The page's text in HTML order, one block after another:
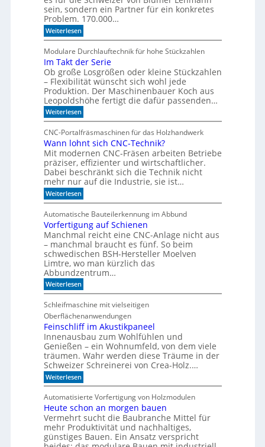
a
i
s
i
e
t
e
I
R
-
e
n
s
o
r
e
n
sein, sondern ein Partner für ein konkretes
Problem. 170.000…
Weiterlesen:
V
o
n
d
e
r
B
o
r
k
e
z
u
m
B
ü
c
h
e
r
r
e
a
l
Modulare Durchlauftechnik für hohe Stückzahlen
Im Takt der Serie
Ob große Losgrößen oder kleine Stückzahlen
– Flexibilität wünscht sich wohl jede
Produktion. Der Maschinenbauer Koch aus
Leopoldshöhe fertigt die dafür passenden…
Weiterlesen:
I
m
T
a
k
t
d
e
r
S
e
r
i
e
CNC-Portalfräsmaschinen für das Holzhandwerk
Wann lohnt sich CNC-Technik?
Mit modernen CNC-Fräsen arbeiten Betriebe
präziser, effizienter und wirtschaftlicher.
Dabei beschränkt sich die Technik nicht
mehr nur auf die Industrie, sie ist…
Weiterlesen:
W
n
n
l
o
h
n
t
s
i
c
h
C
N
C
-
T
e
c
h
n
i
?
Automatische Bauteilerkennung im Abbund
Vorfertigung auf Schienen
Manchmal reicht eine CNC-Anlage nicht aus
– manchmal braucht es fünf. So beim
schwedischen BSH-Hersteller Moelven
Limtre, wo man kürzlich das
Abbundzentrum…
Weiterlesen:
V
o
r
f
e
r
t
i
g
u
n
g
u
f
S
c
h
i
Schleifmaschine mit vielseitigen
Oberflächenanwendungen
Feinschliff im Akustikpaneel
Innenausbau zum Wohlfühlen und
Genießen – ein Wohnumfeld, von dem viele
träumen. Wahr werden diese Träume in der
Schweizer Schreinerei von Crea-Holz.…
Weiterlesen:
F
i
n
s
c
h
l
Automatisierte Vorfertigung von Holzmodulen
Heute schon an morgen bauen
Vermehrt sucht die Baubranche Mittel für
mehr Produktivität und nachhaltiges,
günstiges Bauen. Ein Ansatz verspricht